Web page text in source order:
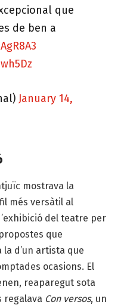
que
de ben a
January 14,
mostrava la
més versàtil al
del teatre per
que
la d’un artista que
ocasions. El
reaparegut sota
regalava Con versos, un